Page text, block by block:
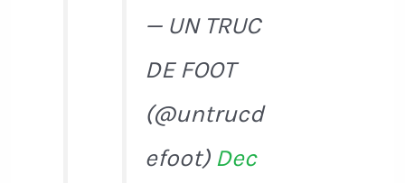
— UN TRUC
DE FOOT
(@untrucd
efoot) Dec